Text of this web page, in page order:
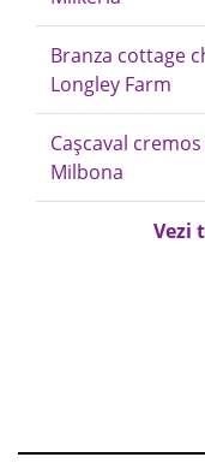
Branza cottage
Longley Farm
Cașcaval
Milbona
Vezi